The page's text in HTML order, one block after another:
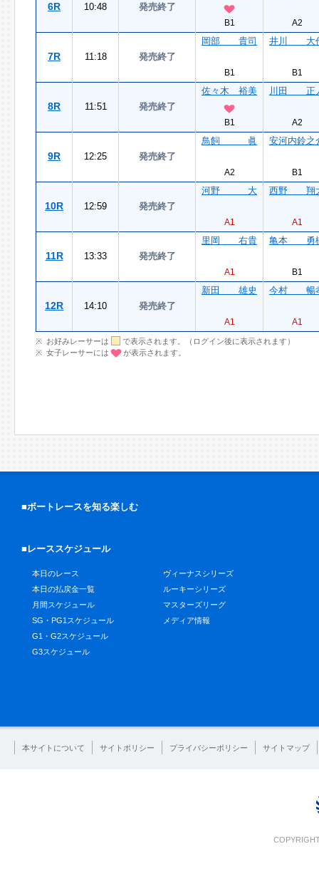
6R 10:48 発売終了
B1 A2
7R 11:18 発売終了
岡部 貴司
B1
井川 大
B1
8R 11:51 発売終了
佐々木 裕美
B1
川田 正
A2
9R 12:25 発売終了
鳥飼 眞
A2
安河内鈴之
B1
10R 12:59 発売終了
河野 大
A1
西野 翔
A1
11R 13:33 発売終了
里岡 右貴
A1
亀本 勇
B1
12R 14:10 発売終了
新田 雄史
A1
今村 暢
A1
お好みレーサーは
で表示されます。（ログイン後に表示されます）
女子レーサーには
が表示されます。
■ボートレースを知る楽しむ
■レーススケジュール
本日のレース
本日の払戻金一覧
月間スケジュール
SG・PG1スケジュール
G1・G2スケジュール
G3スケジュール
ヴィーナスシリーズ
ルーキーシリーズ
マスターズリーグ
メディア情報
本サイトについて サイトポリシー プライバシーポリシー サイトマップ